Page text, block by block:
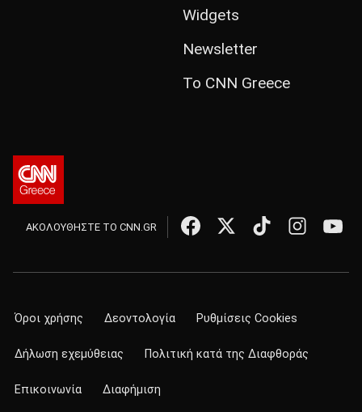
Widgets
Newsletter
Το CNN Greece
ΑΚΟΛΟΥΘΗΣΤΕ ΤΟ CNN.GR
Όροι χρήσης Δεοντολογία Ρυθμίσεις Cookies
Δήλωση εχεμύθειας Πολιτική κατά της Διαφθοράς
Επικοινωνία Διαφήμιση